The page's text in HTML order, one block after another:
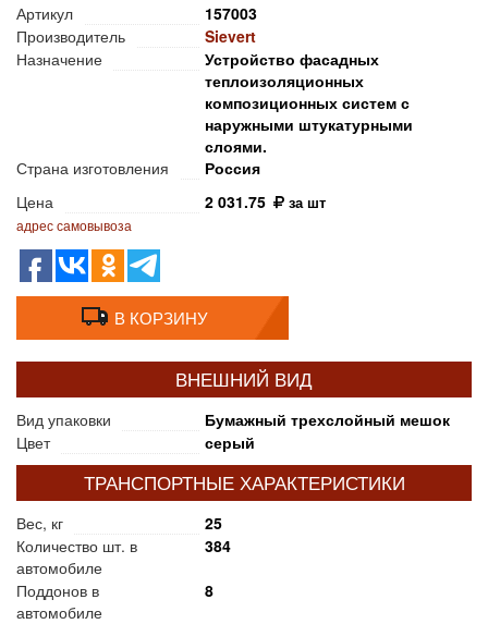
Артикул
157003
Производитель
Sievert
Назначение
Устройство фасадных
теплоизоляционных
композиционных систем с
наружными штукатурными
слоями.
Страна изготовления
Россия
Цена
2 031.75 за шт
адрес самовывоза
В КОРЗИНУ
ВНЕШНИЙ ВИД
Вид упаковки
Бумажный трехслойный мешок
Цвет
серый
ТРАНСПОРТНЫЕ ХАРАКТЕРИСТИКИ
Вес, кг
25
Количество шт. в
автомобиле
384
Поддонов в
автомобиле
8